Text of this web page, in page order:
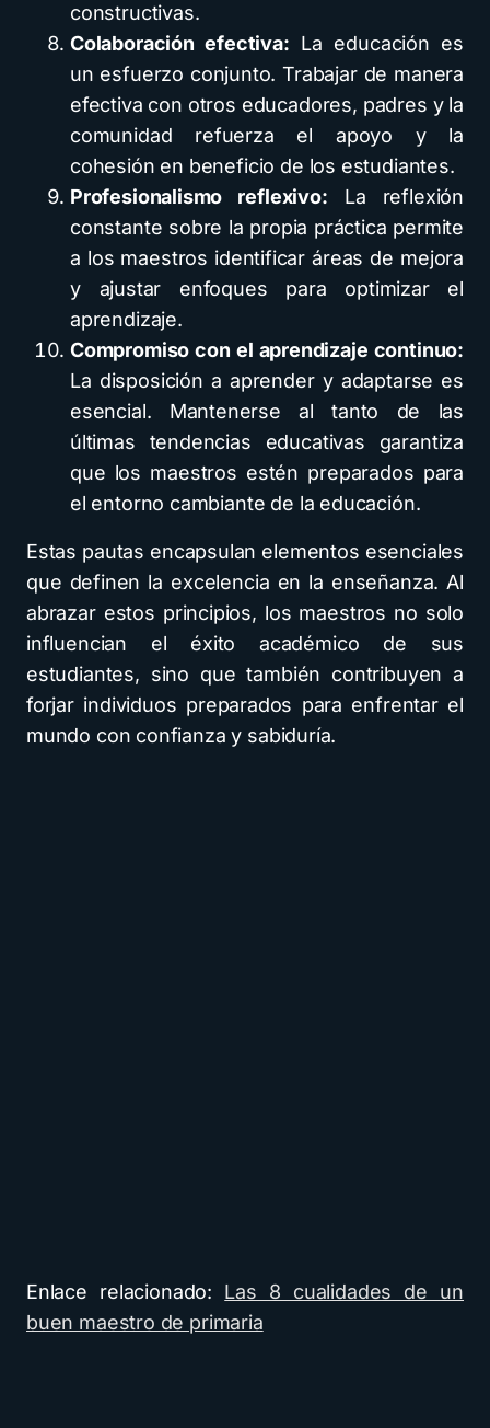
constructivas.
Colaboración efectiva: La educación es
un esfuerzo conjunto. Trabajar de manera
efectiva con otros educadores, padres y la
comunidad refuerza el apoyo y la
cohesión en beneficio de los estudiantes.
Profesionalismo reflexivo: La reflexión
constante sobre la propia práctica permite
a los maestros identificar áreas de mejora
y ajustar enfoques para optimizar el
aprendizaje.
Compromiso con el aprendizaje continuo:
La disposición a aprender y adaptarse es
esencial. Mantenerse al tanto de las
últimas tendencias educativas garantiza
que los maestros estén preparados para
el entorno cambiante de la educación.
Estas pautas encapsulan elementos esenciales
que definen la excelencia en la enseñanza. Al
abrazar estos principios, los maestros no solo
influencian el éxito académico de sus
estudiantes, sino que también contribuyen a
forjar individuos preparados para enfrentar el
mundo con confianza y sabiduría.
Enlace relacionado: Las 8 cualidades de un
buen maestro de primaria